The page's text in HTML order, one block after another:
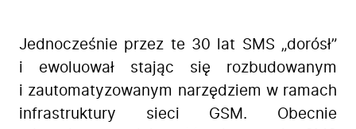
Jednocześnie przez te 30 lat SMS „dorósł”
i ewoluował stając się rozbudowanym
i zautomatyzowanym narzędziem w ramach
infrastruktury sieci GSM. Obecnie